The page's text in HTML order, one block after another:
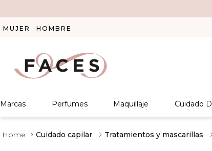
MUJER HOMBRE
Marcas Perfumes Maquillaje Cuidado
Cuidado capilar Tratamientos y mascarillas